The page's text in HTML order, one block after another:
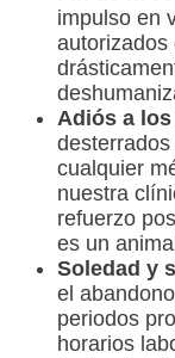
impulso en
autorizados
Adiós a
cualquier
nuestra
refuerzo
es un
Soledad y
el
periodos
horarios